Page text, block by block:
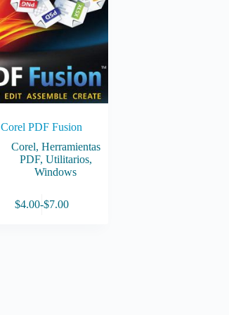
Corel PDF Fusion
Corel, Herramientas
PDF, Utilitarios,
Windows
$4.00-$7.00
Rango